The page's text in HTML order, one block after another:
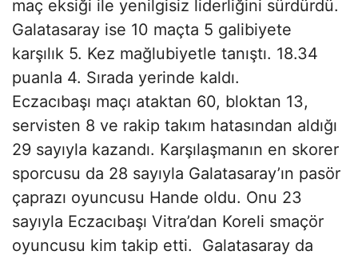
maç eksiği ile yenilgisiz liderliğini sürdürdü.
Galatasaray ise 10 maçta 5 galibiyete
karşılık 5. Kez mağlubiyetle tanıştı. 18.34
puanla 4. Sırada yerinde kaldı.
Eczacıbaşı maçı ataktan 60, bloktan 13,
servisten 8 ve rakip takım hatasından aldığı
29 sayıyla kazandı. Karşılaşmanın en skorer
sporcusu da 28 sayıyla Galatasaray’ın pasör
çaprazı oyuncusu Hande oldu. Onu 23
sayıyla Eczacıbaşı Vitra’dan Koreli smaçör
oyuncusu kim takip etti. Galatasaray da